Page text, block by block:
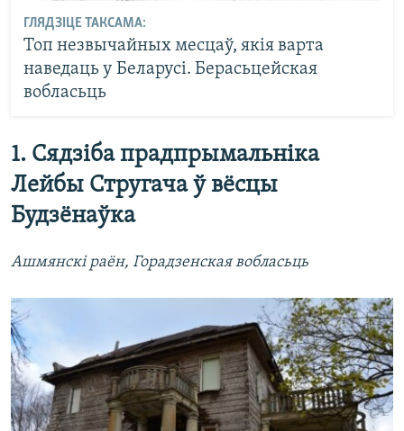
ГЛЯДЗІЦЕ ТАКСАМА:
Топ незвычайных месцаў, якія варта
наведаць у Беларусі. Берасьцейская
вобласьць
1. Сядзіба прадпрымальніка
Лейбы Стругача ў вёсцы
Будзёнаўка
Ашмянскі раён, Горадзенская вобласьць